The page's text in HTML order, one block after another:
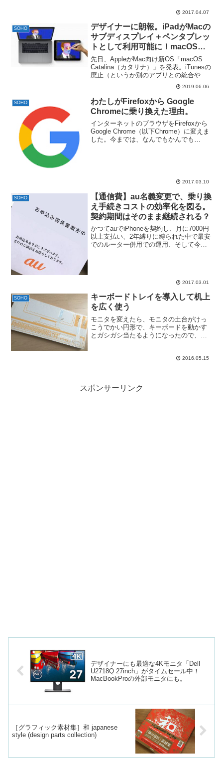
2017.04.07
SOHO
デザイナーに朗報。iPadがMacの
サブディスプレイ＋ペンタブレッ
トとして利用可能に！macOS
Catalinaの新機能「Sidecar（サ
イドカー）」。
先日、AppleがMac向け新OS「macOS
Catalina（カタリナ）」を発表。iTunesの
廃止（というか別のアプリとの統合や移
管）や、あたらしいMac Proなど、多く
の話題となっていますが、その中でも
iPadをサブディスプレイと...
2019.06.06
SOHO
わたしがFirefoxから Google
Chromeに乗り換えた理由。
インターネットのブラウザをFirefoxから
Google Chrome（以下Chrome）に変えま
した。今までは、なんでもかんでも
2017.03.10
SOHO
【通信費】au名義変更で、乗り換
え手続きコストの効率化を図る。
契約期間はそのまま継続される？
かつてauでiPhoneを契約し、月に7000円
以上支払い、2年縛りに縛られた中で最安
でのルーター併用での運用、そして今年1
2017.03.01
SOHO
キーボードトレイを導入して机上
を広く使う
モニタを変えたら、モニタの土台がけっ
こうでかい円形で、キーボードを動かす
とガシガシ当たるようになったので、今
検索結果：キーボード台いくつかのメー
2016.05.15
スポンサーリンク
デザイナーにも最適な4Kモニタ「Dell
U2718Q 27inch」がタイムセール中！
MacBookProの外部モニタにも。
［グラフィック素材集］和 japanese
style (design parts collection)